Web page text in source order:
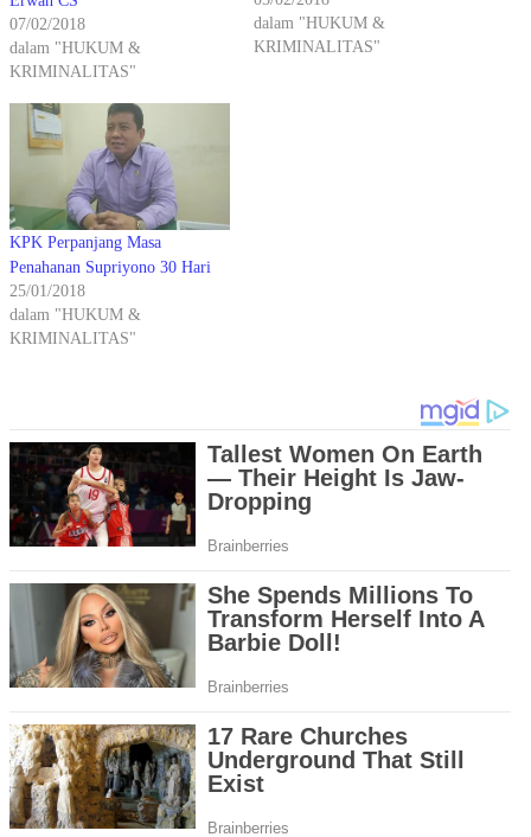
07/02/2018
dalam "HUKUM &
KRIMINALITAS"
dalam "HUKUM &
KRIMINALITAS"
KPK Perpanjang Masa
Penahanan Supriyono 30 Hari
25/01/2018
dalam "HUKUM &
KRIMINALITAS"